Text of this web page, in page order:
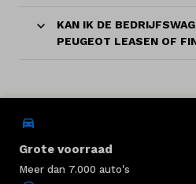
KAN IK DE
PEUGEOT LEASEN OF
Grote voorraad
Meer dan 7.000 auto's